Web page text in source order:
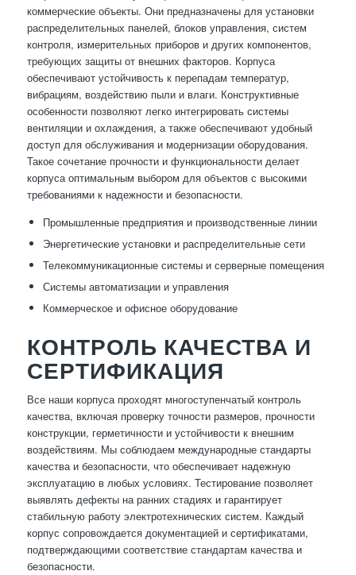
коммерческие объекты. Они предназначены для установки
распределительных панелей, блоков управления, систем
контроля, измерительных приборов и других компонентов,
требующих защиты от внешних факторов. Корпуса
обеспечивают устойчивость к перепадам температур,
вибрациям, воздействию пыли и влаги. Конструктивные
особенности позволяют легко интегрировать системы
вентиляции и охлаждения, а также обеспечивают удобный
доступ для обслуживания и модернизации оборудования.
Такое сочетание прочности и функциональности делает
корпуса оптимальным выбором для объектов с высокими
требованиями к надежности и безопасности.
Промышленные предприятия и производственные линии
Энергетические установки и распределительные сети
Телекоммуникационные системы и серверные помещения
Системы автоматизации и управления
Коммерческое и офисное оборудование
КОНТРОЛЬ КАЧЕСТВА И
СЕРТИФИКАЦИЯ
Все наши корпуса проходят многоступенчатый контроль
качества, включая проверку точности размеров, прочности
конструкции, герметичности и устойчивости к внешним
воздействиям. Мы соблюдаем международные стандарты
качества и безопасности, что обеспечивает надежную
эксплуатацию в любых условиях. Тестирование позволяет
выявлять дефекты на ранних стадиях и гарантирует
стабильную работу электротехнических систем. Каждый
корпус сопровождается документацией и сертификатами,
подтверждающими соответствие стандартам качества и
безопасности.